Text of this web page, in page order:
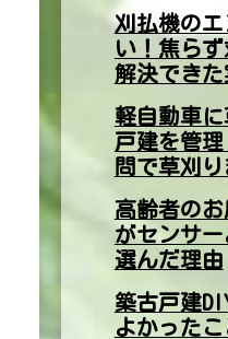
刈払機の
い！焦ら
解決でき
軽自動車
戸建を管
問で草刈
高齢者の
がセンサ
選んだ理由
築古戸建
よかった